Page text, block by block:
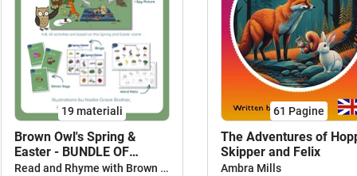
19 materiali
Brown Owl's Spring &
Easter - BUNDLE OF
ACTIVITIES
Read and Rhyme with Brown Owl
61 Pagine
The Adventures of
Skipper and Felix
Ambra Mills